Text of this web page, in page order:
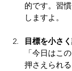
的です。習
しますよ。
目標を小さ
「今日はこ
押さえられ